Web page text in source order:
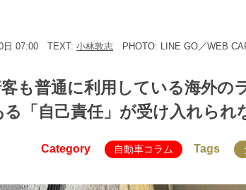
日 07:00 TEXT: 小林敦志 PHOTO: LINE GO／WEB
客も普通に利用している海外
「自己責任」が受け入れられ
Category 自動車コラム Tags